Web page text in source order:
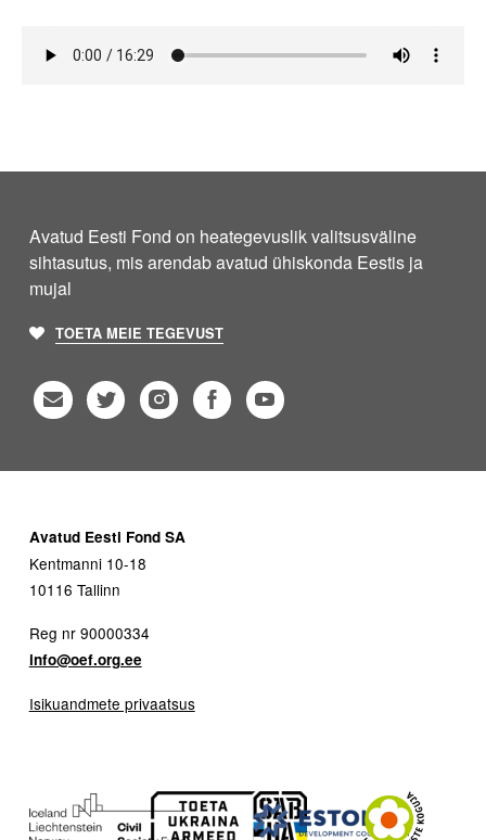
Avatud Eesti Fond on heategevuslik valitsusväline
sihtasutus, mis arendab avatud ühiskonda Eestis ja
mujal
TOETA MEIE TEGEVUST
Avatud Eesti Fond SA
Kentmanni 10-18
10116 Tallinn
Reg nr 90000334
info@oef.org.ee
Isikuandmete privaatsus